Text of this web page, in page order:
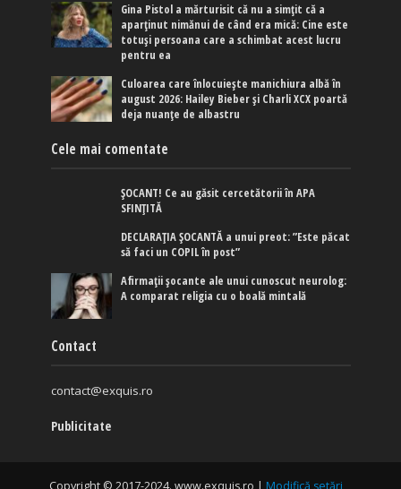
Gina Pistol a mărturisit că nu a simțit că a
aparținut nimănui de când era mică: Cine este
totuși persoana care a schimbat acest lucru
pentru ea
Culoarea care înlocuiește manichiura albă în
august 2026: Hailey Bieber și Charli XCX poartă
deja nuanțe de albastru
Cele mai comentate
ȘOCANT! Ce au găsit cercetătorii în APA
SFINȚITĂ
DECLARAȚIA ȘOCANTĂ a unui preot: ”Este păcat
să faci un COPIL în post”
Afirmaţii şocante ale unui cunoscut neurolog:
A comparat religia cu o boală mintală
Contact
contact@exquis.ro
Publicitate
Copyright © 2017-2024. www.exquis.ro | Modifică setări